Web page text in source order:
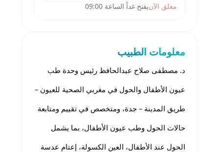
مغلق الآنيفتح غداً الساعة 09:00
معلومات الطبيب
د. مصطفى صلاح عبدالحافظ رئيس وحدة طب
عيون الأطفال والحول في مغربي الصحية للعيون –
طريق المدينة – جدة، ومتخصص في تقييم ومتابعة
حالات الحول وطب عيون الأطفال، بما يشمل
الحول عند الأطفال، العين الكسولة، إعتام عدسة